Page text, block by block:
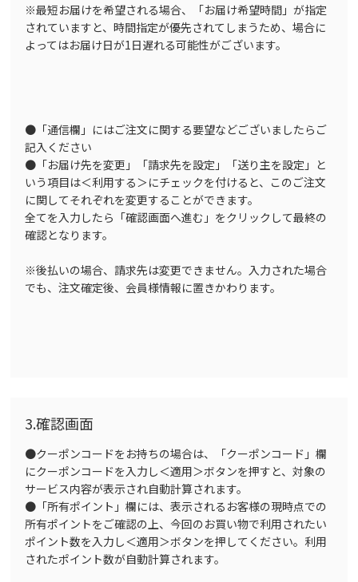
※最短お届けを希望される場合、「お届け希望時間」が指定
されていますと、時間指定が優先されてしまうため、場合に
よってはお届け日が1日遅れる可能性がございます。
●「通信欄」にはご注文に関する要望などございましたらご
記入ください
●「お届け先を変更」「請求先を設定」「送り主を設定」と
いう項目は＜利用する＞にチェックを付けると、このご注文
に関してそれぞれを変更することができます。
全てを入力したら「確認画面へ進む」をクリックして最終の
確認となります。
※後払いの場合、請求先は変更できません。入力された場合
でも、注文確定後、会員様情報に置きかわります。
3.確認画面
●クーポンコードをお持ちの場合は、「クーポンコード」欄
にクーポンコードを入力し＜適用＞ボタンを押すと、対象の
サービス内容が表示され自動計算されます。
●「所有ポイント」欄には、表示されるお客様の現時点での
所有ポイントをご確認の上、今回のお買い物で利用されたい
ポイント数を入力し＜適用＞ボタンを押してください。利用
されたポイント数が自動計算されます。